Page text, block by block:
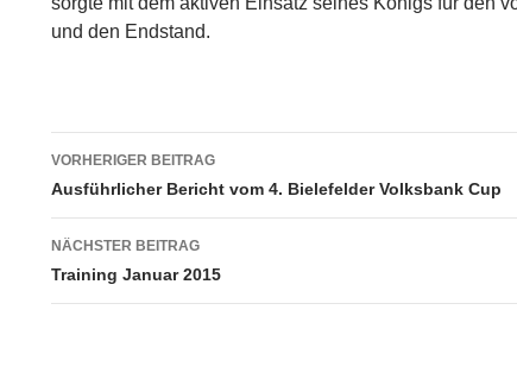
und den Endstand.
Beitragsnavigation
VORHERIGER BEITRAG
Ausführlicher Bericht vom 4. Bielefelder Volksbank Cup
NÄCHSTER BEITRAG
Training Januar 2015